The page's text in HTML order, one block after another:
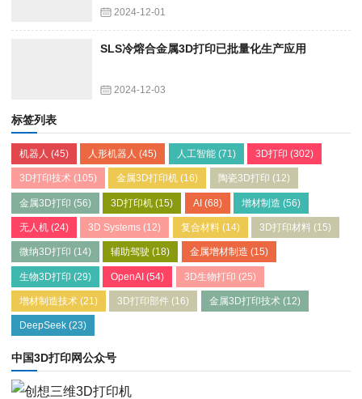
2024-12-01
SLS冷熔合金属3D打印已批量化生产应用
2024-12-03
标签列表
机器人 (45) 人形机器人 (45) 人工智能(71) 3D打印 (302)
3D打印技术 (105) 金属3D打印机 (16) 陶瓷3D打印 (12)
金属3D打印 (56) 3D打印机 (15) AI(68) 增材制造 (56)
无人机 (24) 3D Systems (12) 复合材料(14) 3D打印材料 (15)
微纳3D打印 (14) 辅助驾驶 (18) 金属增材制造 (15)
生物3D打印 (29) OpenAI (54) 3D生物打印 (25)
增材制造技术 (21) 3D打印部件 (16) 金属3D打印技术(12)
DeepSeek (23)
中国3D打印网公众号